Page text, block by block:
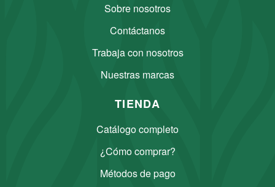
Sobre nosotros
Contáctanos
Trabaja con nosotros
Nuestras marcas
TIENDA
Catálogo completo
¿Cómo comprar?
Métodos de pago